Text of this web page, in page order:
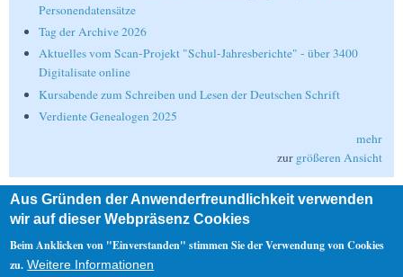
Personendatensätze
Tag der Archive 2026
Aktuelles vom Scan-Projekt "Schul-Jahresberichte" - über 3400
Digitalisate online
Kursabende zum Schreiben und Lesen der Deutschen Schrift
Verdiente Genealogen 2025
mehr
zur größeren Ansicht
Suche
Suche
Aus Gründen der Anwenderfreundlichkeit verwenden
wir auf dieser Webpräsenz Cookies
Beim Anklicken von "Einverstanden" stimmen Sie der Verwendung von Cookies
zu. Weitere Informationen